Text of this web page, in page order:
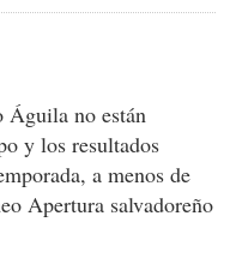
Águila no están
y los resultados
a menos de
Apertura salvadoreño